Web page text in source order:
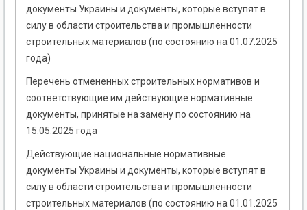
документы Украины и документы, которые вступят в
силу в области строительства и промышленности
строительных материалов (по состоянию на 01.07.2025
года)
Перечень отмененных строительных нормативов и
соответствующие им действующие нормативные
документы, принятые на замену по состоянию на
15.05.2025 года
Действующие национальные нормативные
документы Украины и документы, которые вступят в
силу в области строительства и промышленности
строительных материалов (по состоянию на 01.01.2025